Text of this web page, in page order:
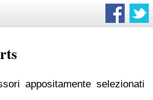
appositamente selezionati